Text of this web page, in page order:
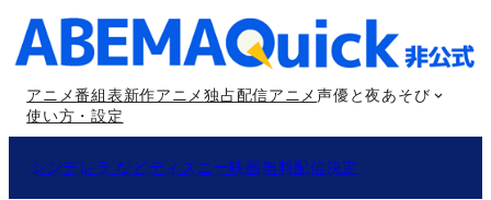
容
アニメ番組表新作アニメ独占配信アニメ声優と夜あそび
使い方・設定
シンデレラ などディズニー映画無料配信決定